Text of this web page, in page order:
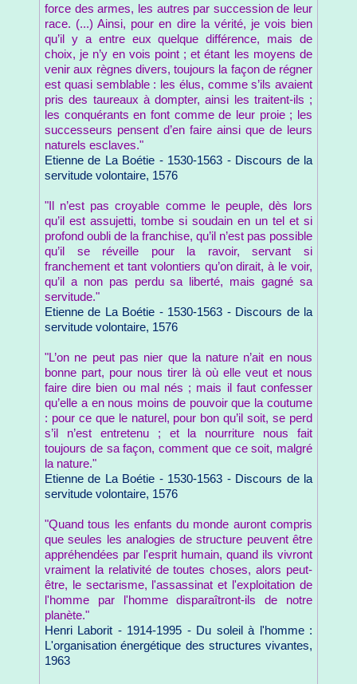
force des armes, les autres par succession de leur
race. (...) Ainsi, pour en dire la vérité, je vois bien
qu’il y a entre eux quelque différence, mais de
choix, je n’y en vois point ; et étant les moyens de
venir aux règnes divers, toujours la façon de régner
est quasi semblable : les élus, comme s’ils avaient
pris des taureaux à dompter, ainsi les traitent-ils ;
les conquérants en font comme de leur proie ; les
successeurs pensent d’en faire ainsi que de leurs
naturels esclaves."
Etienne de La Boétie - 1530-1563 - Discours de la
servitude volontaire, 1576
"Il n’est pas croyable comme le peuple, dès lors
qu’il est assujetti, tombe si soudain en un tel et si
profond oubli de la franchise, qu’il n’est pas possible
qu’il se réveille pour la ravoir, servant si
franchement et tant volontiers qu’on dirait, à le voir,
qu’il a non pas perdu sa liberté, mais gagné sa
servitude."
Etienne de La Boétie - 1530-1563 - Discours de la
servitude volontaire, 1576
"L’on ne peut pas nier que la nature n’ait en nous
bonne part, pour nous tirer là où elle veut et nous
faire dire bien ou mal nés ; mais il faut confesser
qu’elle a en nous moins de pouvoir que la coutume
: pour ce que le naturel, pour bon qu’il soit, se perd
s’il n’est entretenu ; et la nourriture nous fait
toujours de sa façon, comment que ce soit, malgré
la nature."
Etienne de La Boétie - 1530-1563 - Discours de la
servitude volontaire, 1576
"Quand tous les enfants du monde auront compris
que seules les analogies de structure peuvent être
appréhendées par l'esprit humain, quand ils vivront
vraiment la relativité de toutes choses, alors peut-
être, le sectarisme, l'assassinat et l'exploitation de
l'homme par l'homme disparaîtront-ils de notre
planète."
Henri Laborit - 1914-1995 - Du soleil à l'homme :
L'organisation énergétique des structures vivantes,
1963